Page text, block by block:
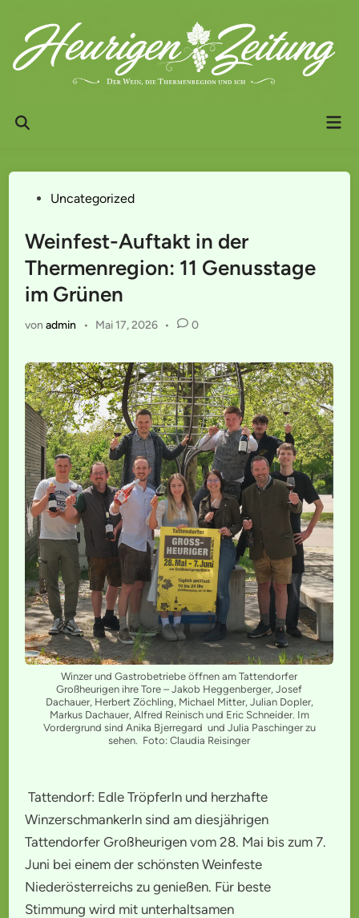
Inhalt
springen
Suche
Veröffentlicht
Uncategorized
Weinfest-Auftakt in der
Thermenregion: 11 Genusstage
im Grünen
vonadmin • Mai 17, 2026 • 0
Winzer und Gastrobetriebe öffnen am Tattendorfer
Großheurigen ihre Tore – Jakob Heggenberger, Josef
Dachauer, Herbert Zöchling, Michael Mitter, Julian Dopler,
Markus Dachauer, Alfred Reinisch und Eric Schneider. Im
Vordergrund sind Anika Bjerregard und Julia Paschinger zu
sehen. Foto: Claudia Reisinger
Tattendorf: Edle Tröpferln und herzhafte
Winzerschmankerln sind am diesjährigen
Tattendorfer Großheurigen vom 28. Mai bis zum 7.
Juni bei einem der schönsten Weinfeste
Niederösterreichs zu genießen. Für beste
Stimmung wird mit unterhaltsamen